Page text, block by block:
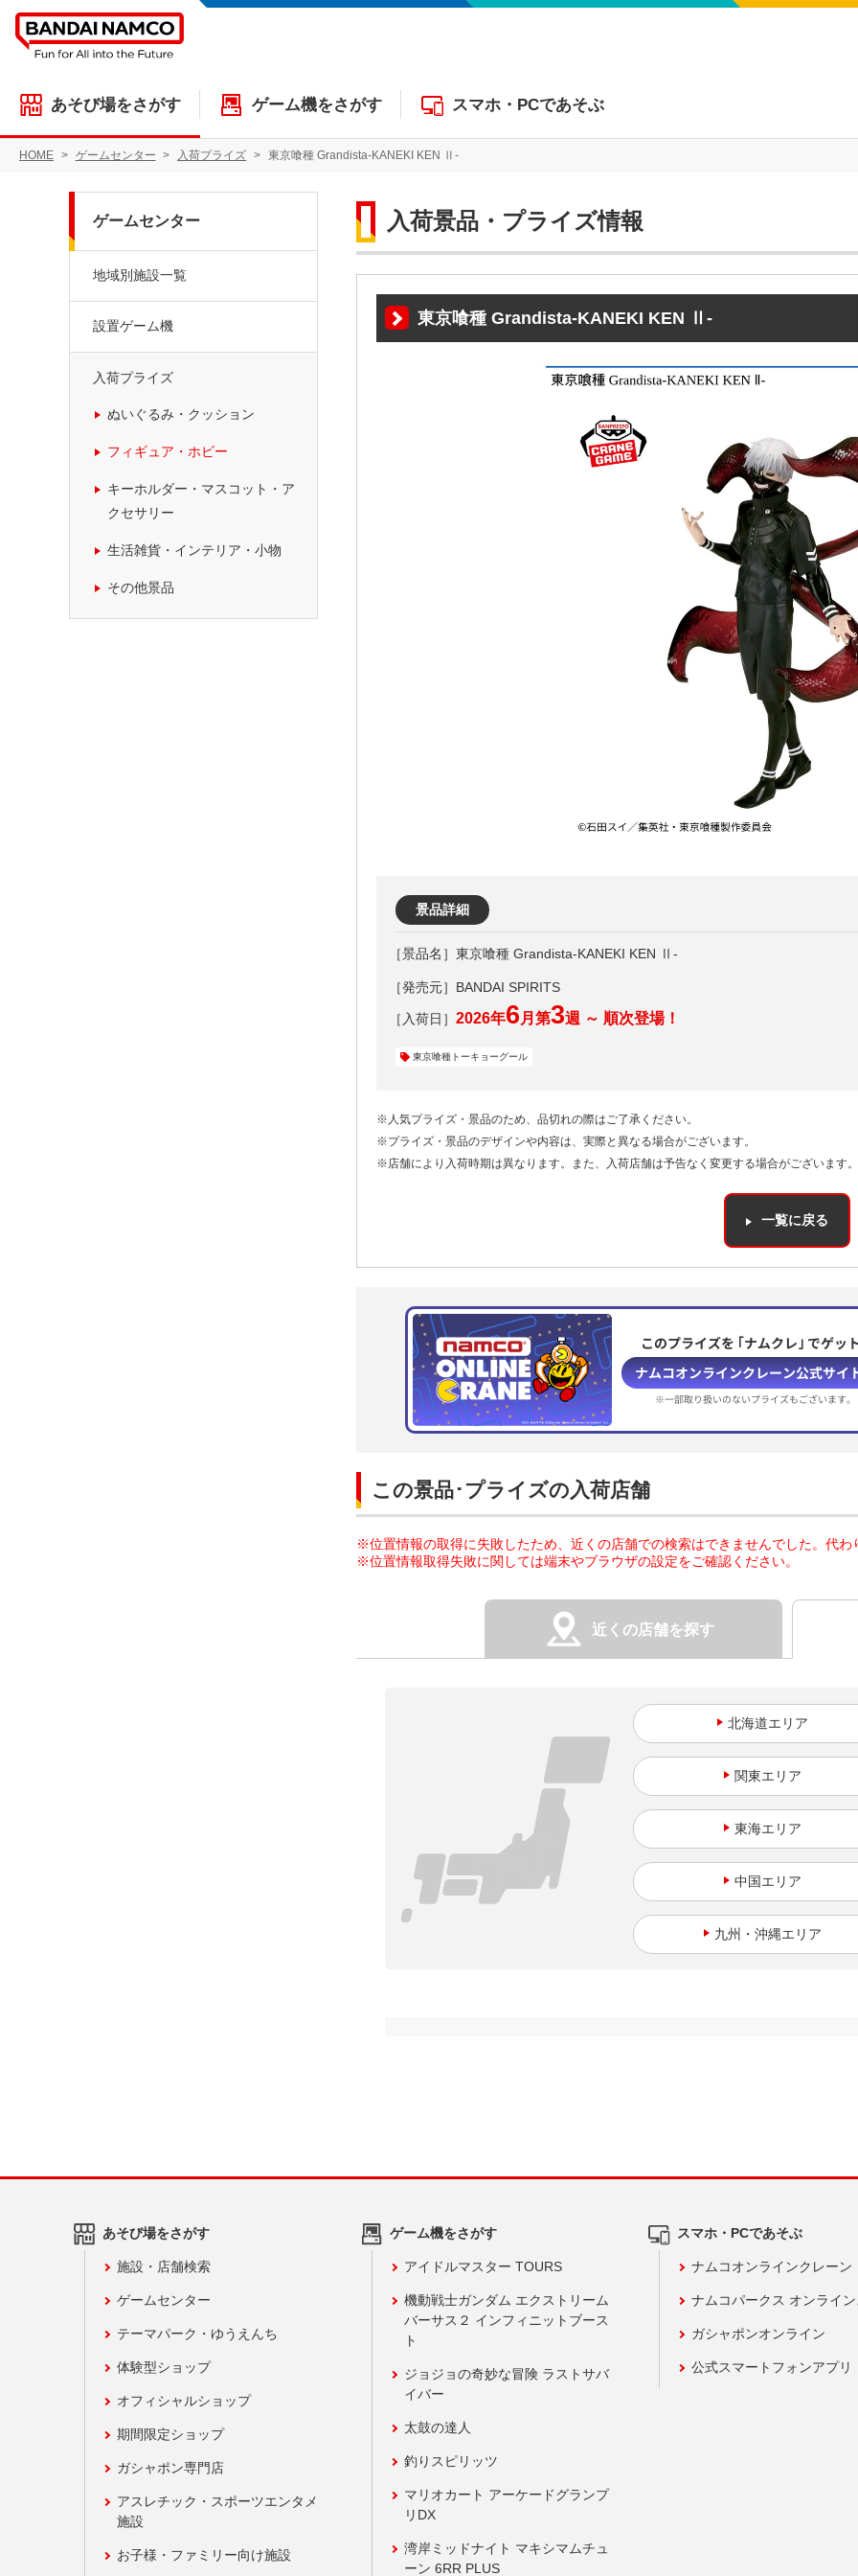
あそび場をさがす ゲーム機をさがす スマホ・PCであそぶ
HOME ゲームセンター 入荷プライズ 東京喰種 Grandista-KANEKI KEN Ⅱ-東京喰種 Grandista-KANEKI KEN Ⅱ-
入荷景品・プライズ情報
東京喰種 Grandista-KANEKI KEN Ⅱ-
景品詳細
東京喰種 Grandista-KANEKI KEN Ⅱ-
［発売元］BANDAI SPIRITS
2026年6 月第3週 ～ 順次登場！
東京喰種トーキョーグール
※人気プライズ・景品のため、品切れの際はご了承ください。
※プライズ・景品のデザインや内容は、実際と異なる場合がございます。
※店舗により入荷時期は異なります。また、入荷店舗は予告なく変更する場合がございます。
一覧に戻る
このプライズを ｢ナムクレ｣ でゲッ
ナムコオンラインクレーン公式サイ
※一部取り扱いのないプライズもございます。
この景品･プライズの入荷店舗
※位置情報の取得に失敗したため、近くの店舗での検索はできませんでした。代
※位置情報取得失敗に関しては端末やブラウザの設定をご確認ください。
近くの店舗を探す
北海道
関東
東海
中国
九州・沖縄
ゲームセンター
地域別施設一覧
設置ゲーム機
入荷プライズ
ぬいぐるみ・クッション
フィギュア・ホビー
キーホルダー・マスコット・ア
クセサリー
生活雑貨・インテリア・小物
その他景品
あそび場をさがす
施設・店舗検索
ゲームセンター
テーマパーク・ゆうえんち
体験型ショップ
オフィシャルショップ
期間限定ショップ
ガシャポン専門店
アスレチック・スポーツエンタメ
施設
お子様・ファミリー向け施設
ゲーム機をさがす
アイドルマスター TOURS
機動戦士ガンダム エクストリーム
バーサス２ インフィニットブース
ト
ジョジョの奇妙な冒険 ラストサバ
イバー
太鼓の達人
釣りスピリッツ
マリオカート アーケードグランプ
リDX
湾岸ミッドナイト マキシマムチュ
ーン 6RR PLUS
スマホ・PCであそぶ
ナムコオンラインクレーン
ナムコパークス オンライ
ガシャポンオンライン
公式スマートフォンアプリ